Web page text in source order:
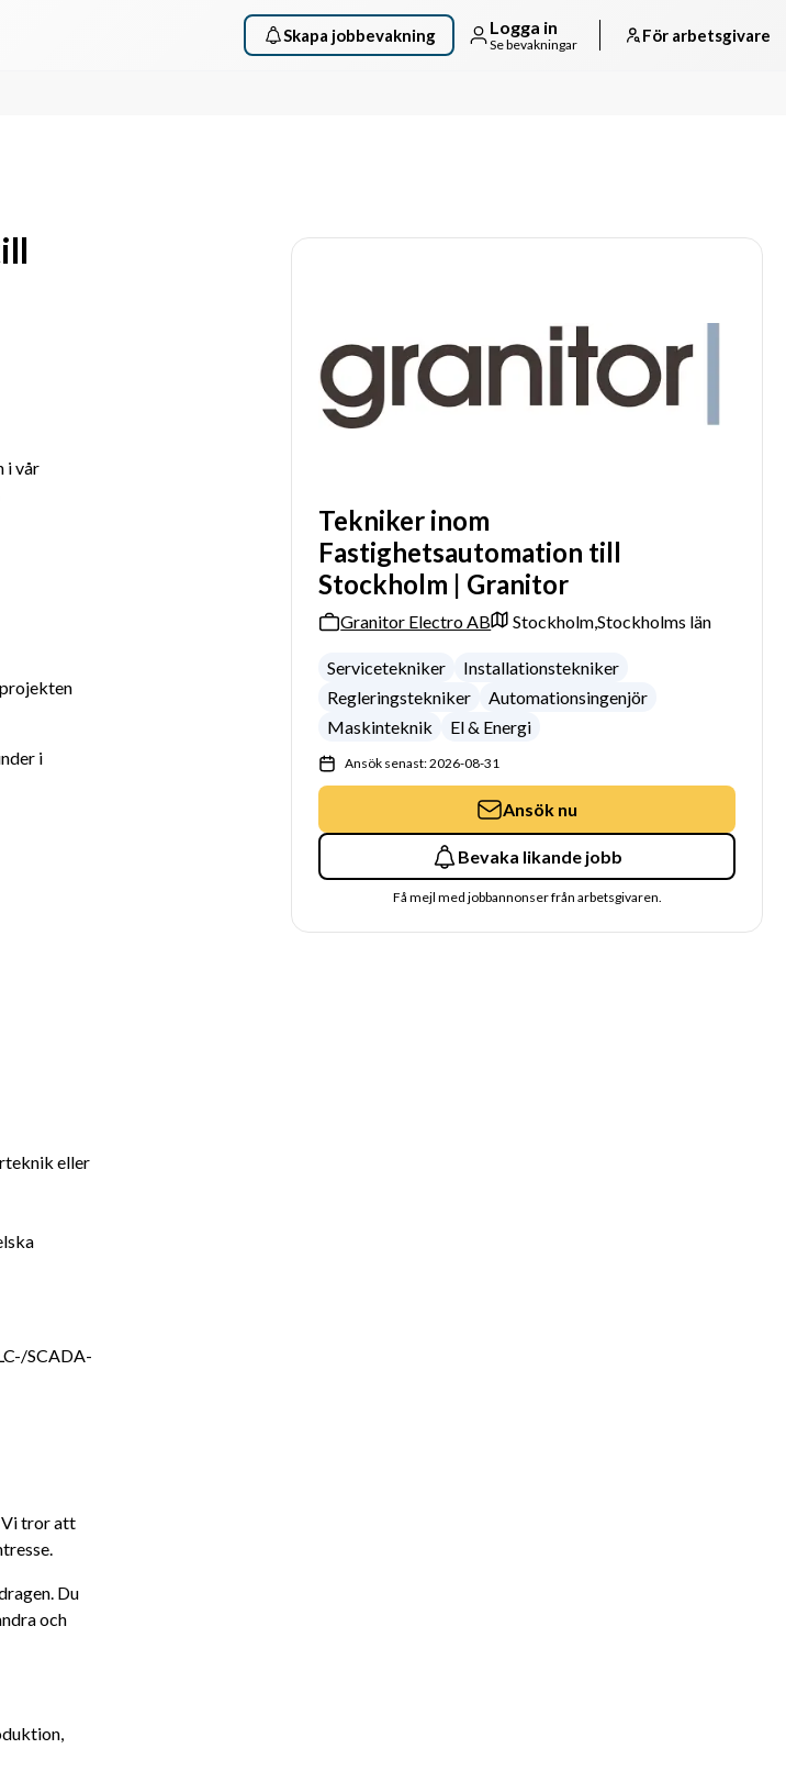
Skapa jobbevakning Logga in
Se bevakningar För arbetsgivare
i vår
i
eller
SCADA-
Vi tror att
Du
och
Tekniker inom
Fastighetsautomation till
Stockholm | Granitor
Granitor Electro AB Stockholm,Stockholms län
Servicetekniker
Installationstekniker
Regleringstekniker
Automationsingenjör
Maskinteknik
El & Energi
Ansök senast: 2026-08-31
Ansök nu
Bevaka likande jobb
Få mejl med jobbannonser från arbetsgivaren.